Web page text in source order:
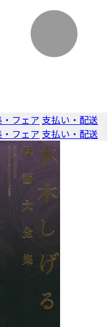
フェア 支払い・配送
フェア 支払い・配送